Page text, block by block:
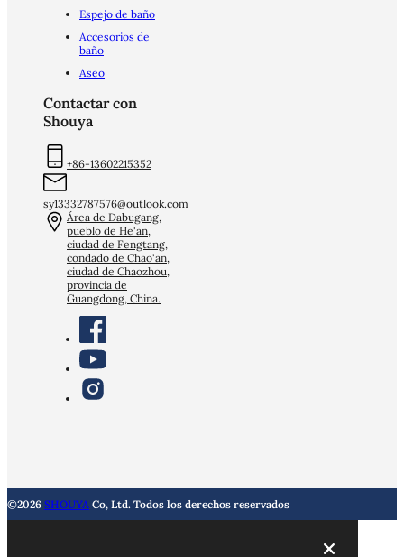
Espejo de baño
Accesorios de
baño
Aseo
Contactar con
Shouya
+86-13602215352
sy13332787576@outlook.com
Área de Dabugang,
pueblo de He'an,
ciudad de Fengtang,
condado de Chao'an,
ciudad de Chaozhou,
provincia de
Guangdong, China.
©2026 SHOUYA Co, Ltd. Todos los derechos reservados